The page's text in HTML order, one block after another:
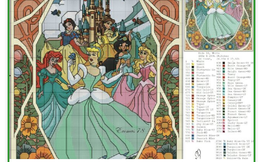
Bambini
Disney
Thun